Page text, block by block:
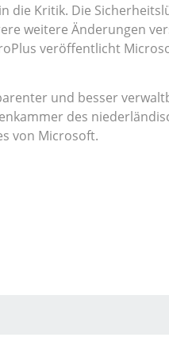
die Kritik. Die
weitere Änderungen
veröffentlicht
und besser
des
von Microsoft.